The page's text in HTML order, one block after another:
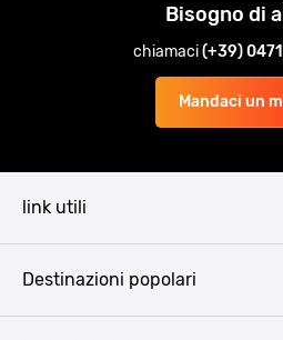
Bisogno di
chiamaci(+39)
Mandaci un
link utili
Destinazioni popolari